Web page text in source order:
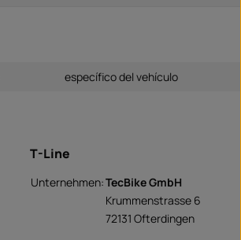
específico del vehículo
T-Line
Unternehmen:TecBike GmbH
Krummenstrasse 6
72131 Ofterdingen